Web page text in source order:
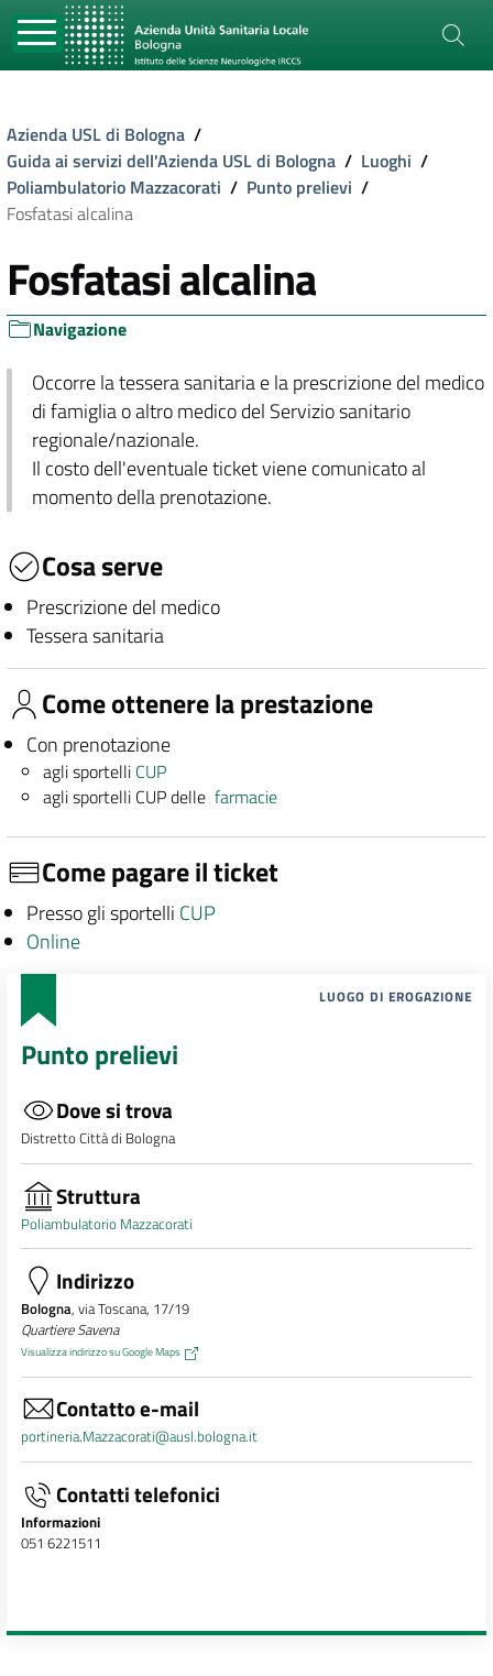
Azienda USL di Bologna /
Guida ai servizi dell'Azienda USL di Bologna / Luoghi /
Poliambulatorio Mazzacorati / Punto prelievi /
Fosfatasi alcalina
Fosfatasi alcalina
Navigazione
Occorre la tessera sanitaria e la prescrizione del medico
di famiglia o altro medico del Servizio sanitario
regionale/nazionale.
Il costo dell'eventuale ticket viene comunicato al
momento della prenotazione.
Cosa serve
Prescrizione del medico
Tessera sanitaria
Come ottenere la prestazione
Con prenotazione
agli sportelli CUP
agli sportelli CUP dellefarmacie
Come pagare il ticket
Presso gli sportelli CUP
Online
LUOGO DI EROGAZIONE
Punto prelievi
Dove si trova
Distretto Città di Bologna
Struttura
Poliambulatorio Mazzacorati
Indirizzo
Bologna, via Toscana, 17/19
Quartiere Savena
Visualizza indirizzo su Google Maps
Contatto e-mail
portineria.Mazzacorati@ausl.bologna.it
Contatti telefonici
Informazioni
051 6221511